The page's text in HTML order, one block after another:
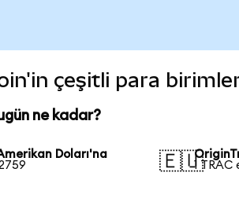
çeşitli para
ne kadar?
Doları'na
🇪🇺
1